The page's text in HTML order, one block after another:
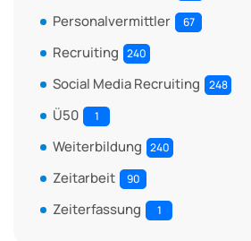
Personalvermittler 67
Recruiting 240
Social Media Recruiting 248
Ü50 1
Weiterbildung 240
Zeitarbeit 90
Zeiterfassung 1